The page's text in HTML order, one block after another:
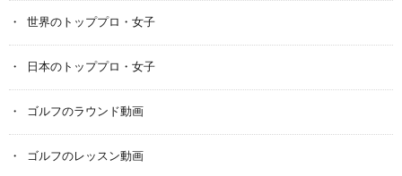
世界のトッププロ・女子
日本のトッププロ・女子
ゴルフのラウンド動画
ゴルフのレッスン動画